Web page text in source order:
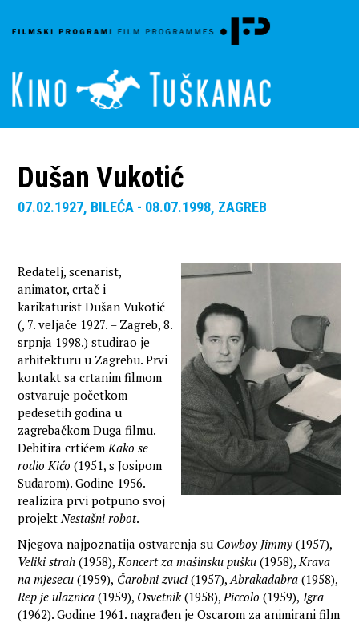
Dušan Vukotić
07.02.1927, BILEĆA - 08.07.1998, ZAGREB
Redatelj, scenarist,
animator, crtač i
karikaturist Dušan Vukotić
(, 7. veljače 1927. – Zagreb, 8.
srpnja 1998.) studirao je
arhitekturu u Zagrebu. Prvi
kontakt sa crtanim filmom
ostvaruje početkom
pedesetih godina u
zagrebačkom Duga filmu.
Debitira crtićemKako se
rodio Kićo(1951, s Josipom
Sudarom). Godine 1956.
realizira prvi potpuno svoj
projektNestašni robot.
Njegova najpoznatija ostvarenja su Cowboy Jimmy (1957),
Veliki strah (1958),Koncert za mašinsku pušku (1958),Krava
na mjesecu (1959), Čarobni zvuci (1957),Abrakadabra (1958),
Rep je ulaznica(1959), Osvetnik(1958),Piccolo (1959), Igra
(1962). Godine 1961. nagrađen je Oscarom za animirani film